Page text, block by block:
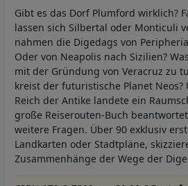
Gibt es das Dorf Plumford wirklich?
lassen sich Silbertal oder Monticuli
nahmen die Digedags von
Oder von Neapolis nach Sizilien?
mit der Gründung von Veracruz zu
kreist der futuristische Planet Neos?
Reich der Antike landete ein
große Reiserouten-Buch
weitere Fragen. Über 90 exklusiv
Landkarten oder Stadtpläne,
Zusammenhänge der Wege der